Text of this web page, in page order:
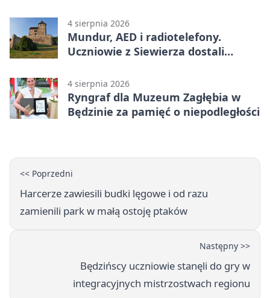
4 sierpnia 2026
Mundur, AED i radiotelefony.
Uczniowie z Siewierza dostali
4 sierpnia 2026
Ryngraf dla Muzeum Zagłębia w
Będzinie za pamięć o niepodległości
<< Poprzedni
Harcerze zawiesili budki lęgowe i od razu
zamienili park w małą ostoję ptaków
Następny >>
Będzińscy uczniowie stanęli do gry w
integracyjnych mistrzostwach regionu